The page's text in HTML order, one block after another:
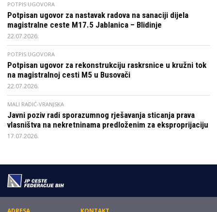
POTPIS UGOVORA
Potpisan ugovor za nastavak radova na sanaciji dijela
magistralne ceste M17.5 Jablanica – Blidinje
22.07.2026.
POTPIS UGOVORA
Potpisan ugovor za rekonstrukciju raskrsnice u kružni tok
na magistralnoj cesti M5 u Busovači
22.07.2026.
MALI RADIĆ-VRANJSKA
Javni poziv radi sporazumnog rješavanja sticanja prava
vlasništva na nekretninama predloženim za eksproprijaciju
17.07.2026.